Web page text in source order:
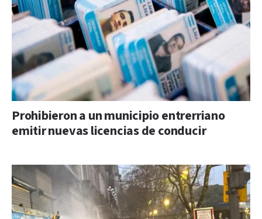
Prohibieron a un municipio entrerriano
emitir nuevas licencias de conducir